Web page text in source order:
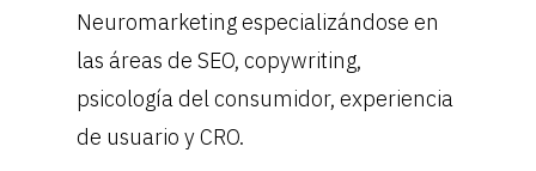
Neuromarketing especializándose en
las áreas de SEO, copywriting,
psicología del consumidor, experiencia
de usuario y CRO.